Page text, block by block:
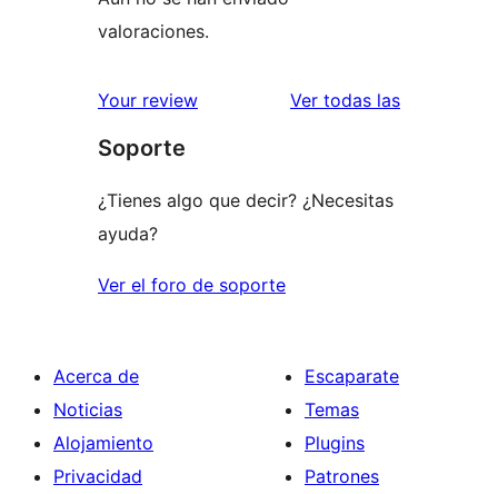
valoraciones.
Your review Ver todas las
Soporte
¿Tienes algo que decir? ¿Necesitas
ayuda?
Ver el foro de soporte
Acerca de
Noticias
Alojamiento
Privacidad
Escaparate
Temas
Plugins
Patrones